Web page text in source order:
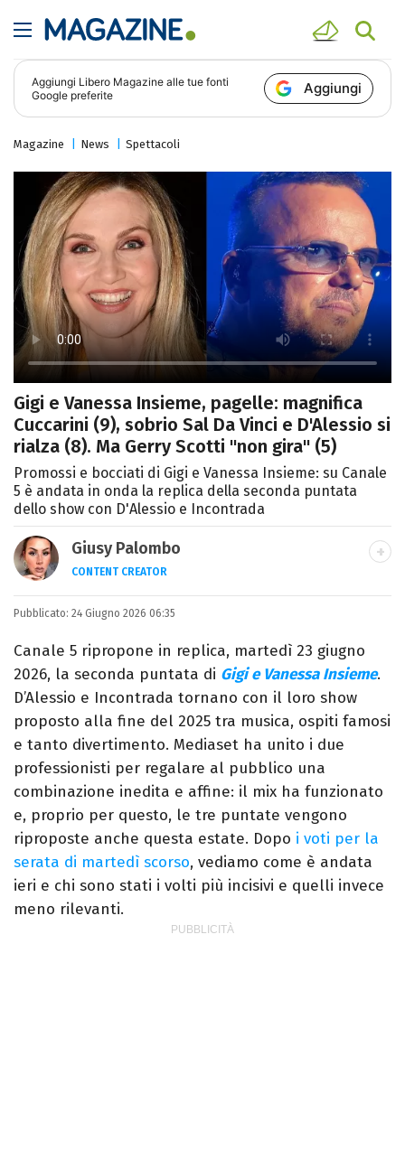
Aggiungi Libero Magazine alle tue fonti
Google preferite
Aggiungi
Magazine News Spettacoli
Gigi e Vanessa Insieme, pagelle: magnifica
Cuccarini (9), sobrio Sal Da Vinci e D'Alessio si
rialza (8). Ma Gerry Scotti "non gira" (5)
Promossi e bocciati di Gigi e Vanessa Insieme: su Canale
5 è andata in onda la replica della seconda puntata
dello show con D'Alessio e Incontrada
Giusy Palombo
CONTENT CREATOR
LINKEDIN
INSTAGRAM ALTRI SITI
Giornalista e content creator. Racconto
cultura pop e spettacolo tra articoli e
video, con uno stile diretto e autoriale.
Pubblicato: 24 Giugno 2026 06:35
Canale 5 ripropone in replica, martedì 23 giugno
2026, la seconda puntata di Gigi e Vanessa Insieme.
D’Alessio e Incontrada tornano con il loro show
proposto alla fine del 2025 tra musica, ospiti famosi
e tanto divertimento. Mediaset ha unito i due
professionisti per regalare al pubblico una
combinazione inedita e affine: il mix ha funzionato
e, proprio per questo, le tre puntate vengono
riproposte anche questa estate. Dopo i voti per la
serata di martedì scorso, vediamo come è andata
ieri e chi sono stati i volti più incisivi e quelli invece
meno rilevanti.